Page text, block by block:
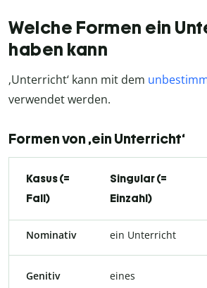
Welche Formen ein
haben kann
‚Unterricht‘ kann mit dem
verwendet werden.
Formen von ‚ein Unterricht‘
Kasus (=
Fall)
Singular (=
Einzahl)
Nominativ ein Unterricht
Genitiv
eines